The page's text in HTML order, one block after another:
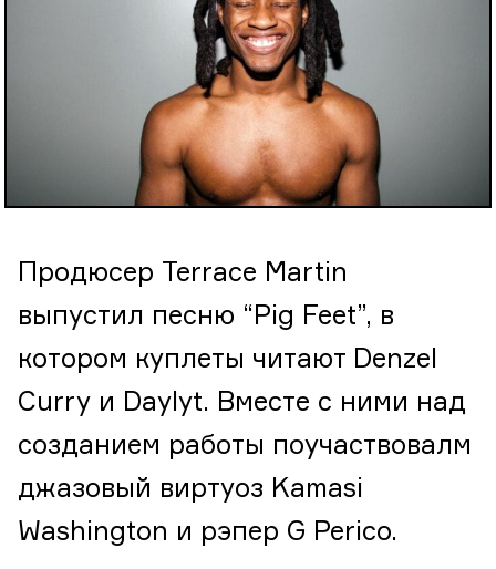
Продюсер Terrace Martin
выпустил песню “Pig Feet”, в
котором куплеты читают Denzel
Curry и Daylyt. Вместе с ними над
созданием работы поучаствовалм
джазовый виртуоз Kamasi
Washington и рэпер G Perico.